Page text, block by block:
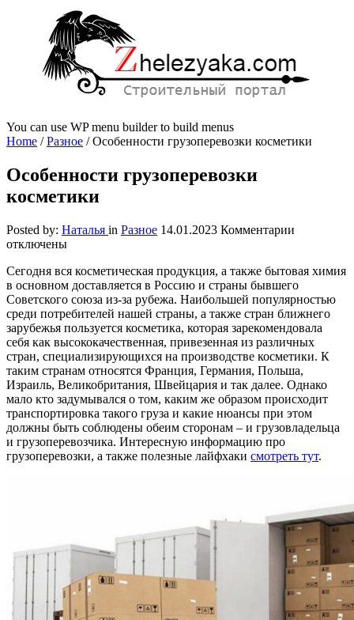
You can use WP menu builder to build menus
Home /Разное /Особенности грузоперевозки косметики
Особенности грузоперевозки
косметики
Posted by: Наталья in Разное 14.01.2023 Комментарии
косметики
отключены
Сегодня вся косметическая продукция, а также бытовая химия
в основном доставляется в Россию и страны бывшего
Советского союза из-за рубежа. Наибольшей популярностью
среди потребителей нашей страны, а также стран ближнего
зарубежья пользуется косметика, которая зарекомендовала
себя как высококачественная, привезенная из различных
стран, специализирующихся на производстве косметики. К
таким странам относятся Франция, Германия, Польша,
Израиль, Великобритания, Швейцария и так далее. Однако
мало кто задумывался о том, каким же образом происходит
транспортировка такого груза и какие нюансы при этом
должны быть соблюдены обеим сторонам – и грузовладельца
и грузоперевозчика. Интересную информацию про
грузоперевозки, а также полезные лайфхаки смотреть тут.